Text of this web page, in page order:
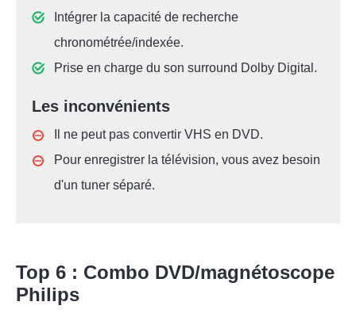
Intégrer la capacité de recherche
chronométrée/indexée.
Prise en charge du son surround Dolby Digital.
Les inconvénients
Il ne peut pas convertir VHS en DVD.
Pour enregistrer la télévision, vous avez besoin
d'un tuner séparé.
Top 6 : Combo DVD/magnétoscope
Philips